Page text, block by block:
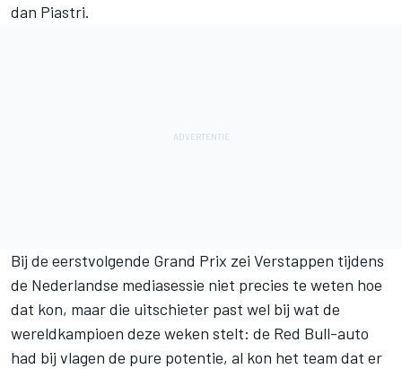
dan Piastri.
Bij de eerstvolgende Grand Prix zei Verstappen tijdens
de Nederlandse mediasessie niet precies te weten hoe
dat kon, maar die uitschieter past wel bij wat de
wereldkampioen deze weken stelt: de Red Bull-auto
had bij vlagen de pure potentie, al kon het team dat er